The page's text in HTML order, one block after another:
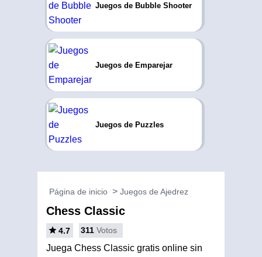
Juegos de Bubble Shooter
Juegos de Emparejar
Juegos de Puzzles
Página de inicio Juegos de Ajedrez
Chess Classic
4.7 311 Votos
Juega Chess Classic gratis online sin